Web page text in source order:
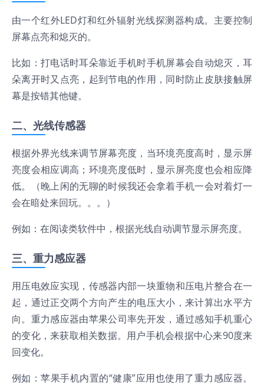
由一个红外LED灯和红外辐射光线探测器构成。主要控制
屏幕点亮和熄灭的。
比如：打电话时耳朵靠近手机时手机屏幕会自动熄灭，耳
朵离开时又点亮，起到节电的作用，同时防止皮肤接触屏
幕是按错其他键。
二、光线传感器
根据外界光线来调节屏幕亮度，当环境亮度高时，显示屏
亮度会相应调高；环境亮度低时，显示屏亮度也会相应降
低。（晚上闲的无聊的时候我还会拿着手机一会对着灯一
会在暗处来回玩。。。）
例如：在阅读类软件中，根据光线自动调节显示屏亮度。
三、重力感应器
用压电效应实现，传感器内部一块重物和压电片整合在一
起，通过正交两个方向产生的电压大小，来计算出水平方
向。重力感应器由苹果公司率先开发，通过感知手机重心
的变化，来获取相关数据。用户手机会根据中心来90度来
回变化。
例如：苹果手机内置的“健康”应用也使用了重力感应器。